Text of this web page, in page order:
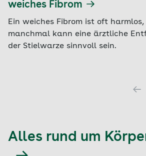
weiches Fibrom
Ein weiches Fibrom ist oft harmlos,
manchmal kann eine ärztliche
der Stielwarze sinnvoll sein.
Alles rund um